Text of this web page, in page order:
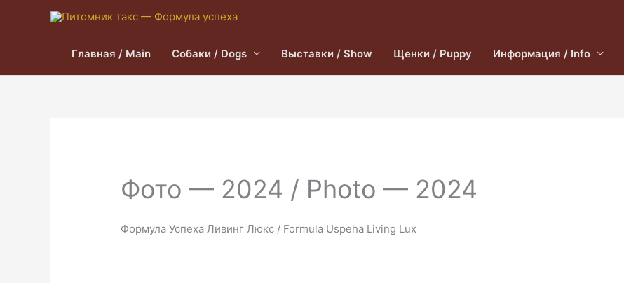
Главная / Main Собаки / Dogs Выставки / Show Щенки / Puppy Информация / Info
Фото — 2024 / Photo — 2024
Формула Успеха Ливинг Люкс / Formula Uspeha Living Lux